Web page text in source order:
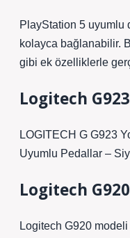
PlayStation 5 uyumlu
kolayca bağlanabilir.
gibi ek özelliklerle
Logitech
LOGITECH G G923
Uyumlu Pedallar –
Logitech
Logitech G920